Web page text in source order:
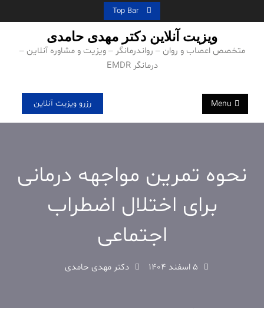
to
Top Bar
ویزیت آنلاین دکتر مهدی حامدی
متخصص اعصاب و روان – رواندرمانگر – ویزیت و مشاوره آنلاین –
درمانگر EMDR
Menu رزرو ویزیت آنلاین
نحوه تمرین مواجهه درمانی
برای اختلال اضطراب
اجتماعی
۵ اسفند ۱۴۰۴ دکتر مهدی حامدی